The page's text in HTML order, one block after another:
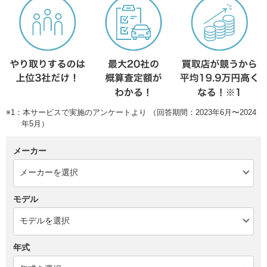
※1：本サービスで実施のアンケートより （回答期間：2023年6月〜2024
年5月）
メーカー
モデル
年式